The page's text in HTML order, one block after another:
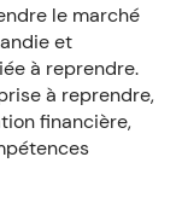
le marché
et
à reprendre.
à reprendre,
financière,